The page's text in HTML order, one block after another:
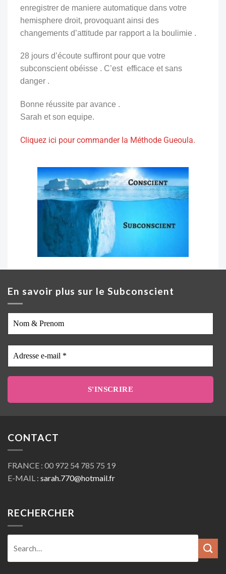
enregistrer de maniere automatique dans votre
hemisphere droit, provoquant ainsi des
changements d’attitude par rapport a la boulimie .
28 jours d’écoute suffiront pour que votre
subconscient obéisse . C’est efficace et sans
danger .
Bonne réussite par avance .
Sarah et son equipe.
Cliquez ici pour commander la Méthode Gueoula.
En savoir plus sur le Subconscient
&
e-
*
CONTACT
FRANCE : 00 972 54 785 75 19
E-MAIL : sarah.770@hotmail.fr
RECHERCHER